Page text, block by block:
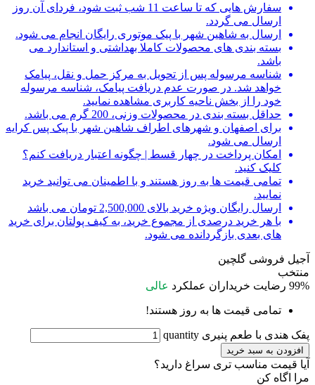
سفارش هایی که تا ساعت 11 شب ثبت شود، فردای آن روز
ارسال می گردد.
ارسال به شاهین شهر با پیک موتوری رایگان انجام می شود.
بسته بندی های محصولات کاملا بهداشتی و استاندارد می
باشد.
شناسه مرسوله پس از تحویل به مرکز حمل و نقل، پیامک
خواهد شد. در صورت عدم دریافت پیامک، شناسه مرسوله
خود را از بخش ناحیه کاربری مشاهده نمایید.
حداقل بسته بندی در محصولات وزنی، 200 گرم می باشد.
برای اصفهان و شهرهای اطراف شاهین شهر با پیک پس کرایه
ارسال می شود.
امکان پرداخت در چهار قسط | چگونه اعتبار دریافت کنم؟
کلیک کنید.
تمامی قیمت ها به روز هستند و با اطمینان می توانید خرید
نمایید.
ارسال رایگان ویژه خرید بالای 2,500,000 تومان می باشد
با هر خرید درصدی از مجموع خرید، به کیف پولتان برای خرید
های بعدی بازگردانده می شود.
آجیل فروشی گلچین
منتخب
99% رضایت خریداران عملکرد عالی
تمامی قیمت ها به روز هستند!
پفک هندی با طعم پنیری quantity
افزودن به سبد خرید
آیا قیمت مناسب تری سراغ دارید؟
مرا اگاه کن